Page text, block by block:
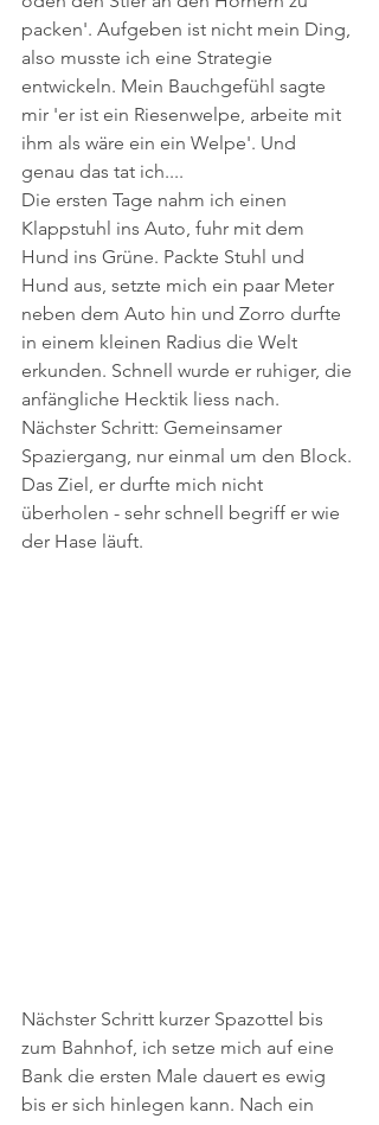
packen'. Aufgeben ist nicht mein Ding,
also musste ich eine Strategie
entwickeln. Mein Bauchgefühl sagte
mir 'er ist ein Riesenwelpe, arbeite mit
ihm als wäre ein ein Welpe'. Und
genau das tat ich....
Die ersten Tage nahm ich einen
Klappstuhl ins Auto, fuhr mit dem
Hund ins Grüne. Packte Stuhl und
Hund aus, setzte mich ein paar Meter
neben dem Auto hin und Zorro durfte
in einem kleinen Radius die Welt
erkunden. Schnell wurde er ruhiger, die
anfängliche Hecktik liess nach.
Nächster Schritt: Gemeinsamer
Spaziergang, nur einmal um den Block.
Das Ziel, er durfte mich nicht
überholen - sehr schnell begriff er wie
der Hase läuft.
Nächster Schritt kurzer Spazottel bis
zum Bahnhof, ich setze mich auf eine
Bank die ersten Male dauert es ewig
bis er sich hinlegen kann. Nach ein